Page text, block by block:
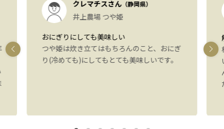
クレマチスさん（静岡県）
井上農場 つや姫
おにぎりにしても美味しい
つや姫は炊き立てはもちろんのこと、おにぎ
り(冷めても)にしてもとても美味しいです。